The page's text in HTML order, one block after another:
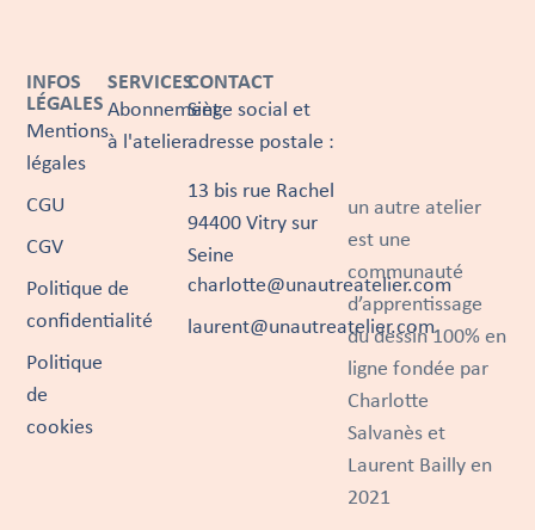
un autre atelier
est une
communauté
d’apprentissage
du dessin 100% en
ligne fondée par
Charlotte
Salvanès et
Laurent Bailly en
2021
SERVICES
Abonnement
à l'atelier
INFOS
LÉGALES
Mentions
légales
CGU
CGV
Politique de
confidentialité
Politique
de
cookies
CONTACT
Siège social et
adresse postale :
13 bis rue Rachel
94400 Vitry sur
Seine
charlotte@unautreatelier.com
laurent@unautreatelier.com